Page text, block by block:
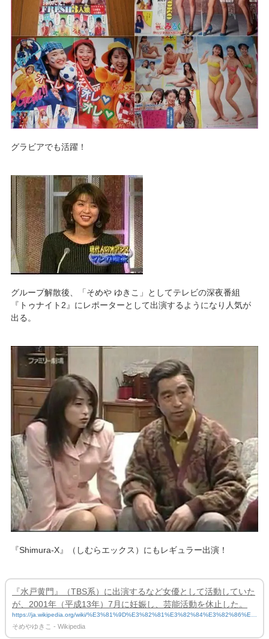
グラビアでも活躍！
グループ解散後、「そめや ゆきこ」としてテレビの深夜番組
『トゥナイト2』にレポーターとして出演するようになり人気が
出る。
『Shimura-X』（しむらエックス）にもレギュラー出演！
『水戸黄門』（TBS系）に出演するなど女優として活動していた
が、2001年（平成13年）7月に妊娠し、芸能活動を休止した。
https://ja.wikipedia.org/wiki/%E3%81%9D%E3%82%81%E3%82%84%E3%82%86%E
3%81%8D%E3%81%93
そめやゆきこ - Wikipedia